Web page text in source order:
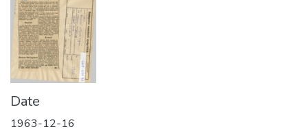
Date
1963-12-16